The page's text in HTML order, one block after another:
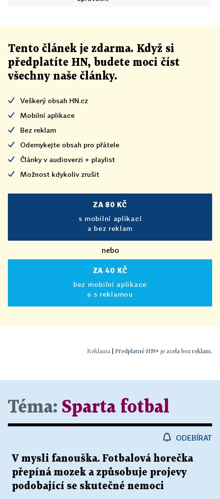
Tento článek je zdarma. Když si
předplatíte HN, budete moci číst
všechny naše články.
Veškerý obsah HN.cz
Mobilní aplikace
Bez reklam
Odemykejte obsah pro přátele
Články v audioverzi + playlist
Možnost kdykoliv zrušit
ZA 80 KČ
s mobilní aplikací
a bez reklam
nebo
ZA 40 KČ
bez mobilní aplikace
a s reklamou
Předplatné HN+ je zcela bez reklam.
Téma: Sparta fotbal
ODEBÍRAT
V mysli fanouška. Fotbalová horečka
přepíná mozek a způsobuje projevy
podobající se skutečné nemoci